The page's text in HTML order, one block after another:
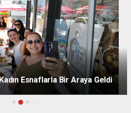
Kartepe’de Şekilleniyor